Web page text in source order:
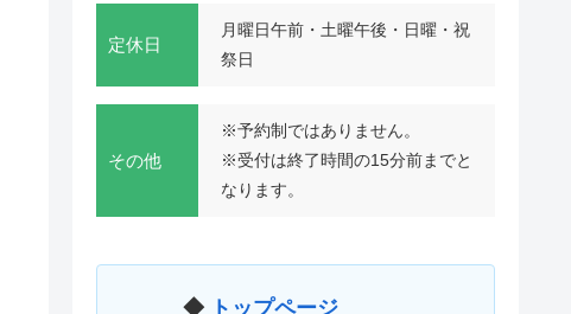
定休日
月曜日午前・土曜午後・日曜・祝
祭日
その他
※予約制ではありません。
※受付は終了時間の15分前までと
なります。
◆ トップページ